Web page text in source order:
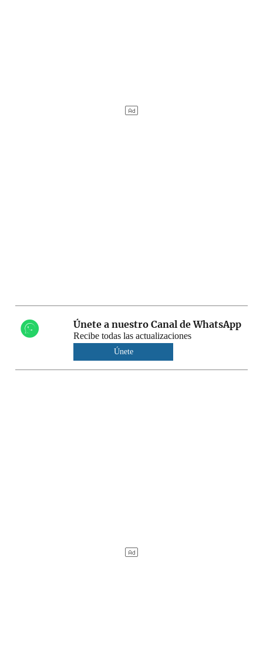
Únete a nuestro Canal de WhatsApp
Recibe todas las actualizaciones
Únete